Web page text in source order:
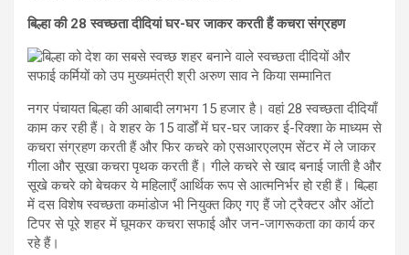
बिल्हा की 28 स्वच्छता दीदियां घर-घर जाकर करती हैं कचरा संग्रहण
नगर पंचायत बिल्हा की आबादी लगभग 15 हजार है। वहां 28 स्वच्छता दीदियाँ
काम कर रही हैं। वे शहर के 15 वार्डों में घर-घर जाकर ई-रिक्शा के माध्यम से
कचरा संग्रहण करती हैं और फिर कचरे को एसआरएलएम सेंटर में ले जाकर
गीला और सूखा कचरा पृथक करती हैं। गीले कचरे से खाद बनाई जाती है और
सूखे कचरे को बेचकर ये महिलाएँ आर्थिक रूप से आत्मनिर्भर हो रही हैं। बिल्हा
में दस विशेष स्वच्छता कमांडोज भी नियुक्त किए गए हैं जो ट्रैक्टर और ऑटो
टिपर से पूरे शहर में घूमकर कचरा सफाई और जन-जागरूकता का कार्य कर
रहे हैं।